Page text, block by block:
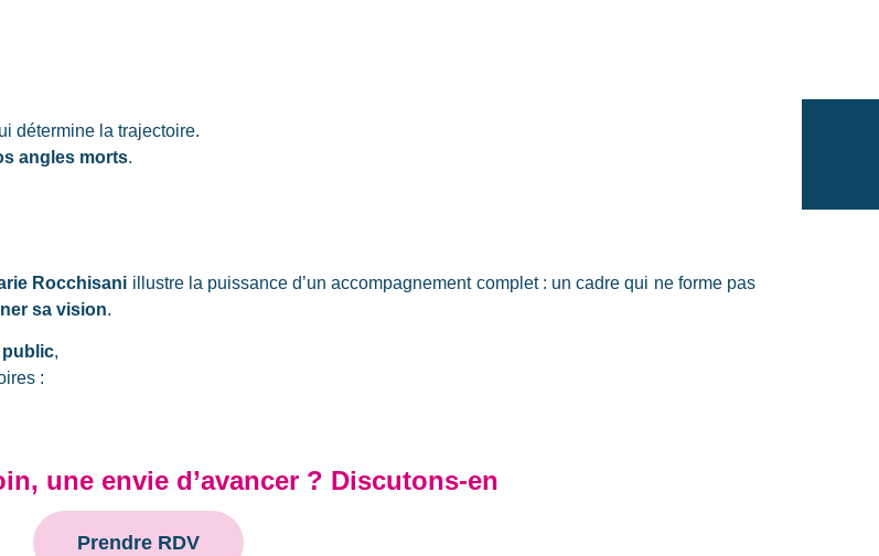
détermine la trajectoire.
angles morts.
Rocchisani illustre la puissance d’un accompagnement complet : un cadre qui ne forme pas
sa vision.
public,
:
une envie d’avancer ? Discutons-en
Prendre RDV